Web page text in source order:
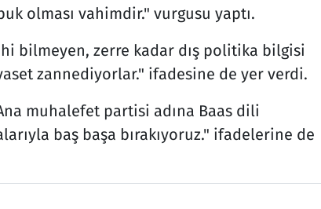
olması vahimdir." vurgusu yaptı.
bilmeyen, zerre kadar dış politika bilgisi
zannediyorlar." ifadesine de yer verdi.
muhalefet partisi adına Baas dili
baş başa bırakıyoruz." ifadelerine de